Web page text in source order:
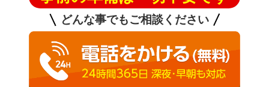
どんな事でもご相談ください